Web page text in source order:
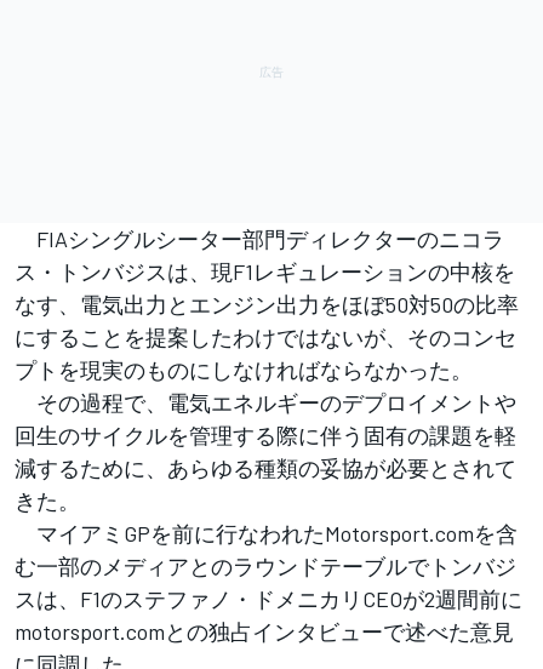
FIAシングルシーター部門ディレクターのニコラ
ス・トンバジスは、現F1レギュレーションの中核を
なす、電気出力とエンジン出力をほぼ50対50の比率
にすることを提案したわけではないが、そのコンセ
プトを現実のものにしなければならなかった。
その過程で、電気エネルギーのデプロイメントや
回生のサイクルを管理する際に伴う固有の課題を軽
減するために、あらゆる種類の妥協が必要とされて
きた。
マイアミGPを前に行なわれたMotorsport.comを含
む一部のメディアとのラウンドテーブルでトンバジ
スは、F1のステファノ・ドメニカリCEOが2週間前に
motorsport.comとの独占インタビューで述べた意見